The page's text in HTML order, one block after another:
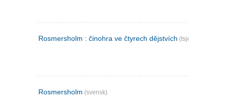
Rosmersholm : činohra ve čtyrech dějstvích (tsjekkisk)
Rosmersholm (svensk)